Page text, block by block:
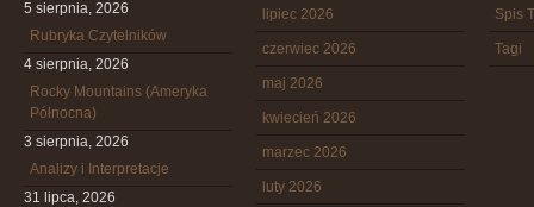
5 sierpnia, 2026
Rubryka Czytelników
4 sierpnia, 2026
Rocky Mountains (Ameryka
Północna)
3 sierpnia, 2026
Analizy i Interpretacje
31 lipca, 2026
lipiec 2026
czerwiec 2026
maj 2026
kwiecień 2026
marzec 2026
luty 2026
Spis
Tagi